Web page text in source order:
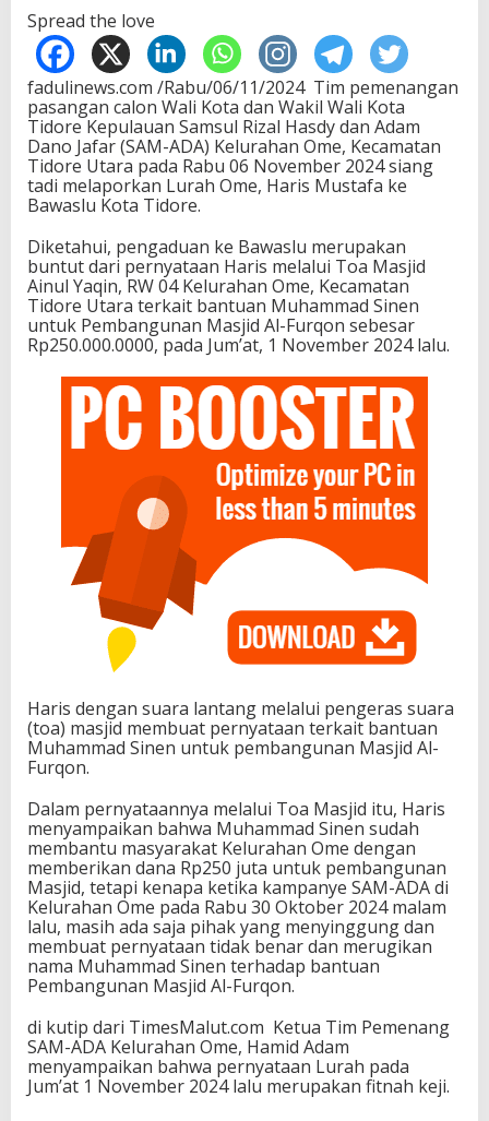
Spread the love
fadulinews.com /Rabu/06/11/2024 Tim pemenangan
pasangan calon Wali Kota dan Wakil Wali Kota
Tidore Kepulauan Samsul Rizal Hasdy dan Adam
Dano Jafar (SAM-ADA) Kelurahan Ome, Kecamatan
Tidore Utara pada Rabu 06 November 2024 siang
tadi melaporkan Lurah Ome, Haris Mustafa ke
Bawaslu Kota Tidore.
Diketahui, pengaduan ke Bawaslu merupakan
buntut dari pernyataan Haris melalui Toa Masjid
Ainul Yaqin, RW 04 Kelurahan Ome, Kecamatan
Tidore Utara terkait bantuan Muhammad Sinen
untuk Pembangunan Masjid Al-Furqon sebesar
Rp250.000.0000, pada Jum’at, 1 November 2024 lalu.
Haris dengan suara lantang melalui pengeras suara
(toa) masjid membuat pernyataan terkait bantuan
Muhammad Sinen untuk pembangunan Masjid Al-
Furqon.
Dalam pernyataannya melalui Toa Masjid itu, Haris
menyampaikan bahwa Muhammad Sinen sudah
membantu masyarakat Kelurahan Ome dengan
memberikan dana Rp250 juta untuk pembangunan
Masjid, tetapi kenapa ketika kampanye SAM-ADA di
Kelurahan Ome pada Rabu 30 Oktober 2024 malam
lalu, masih ada saja pihak yang menyinggung dan
membuat pernyataan tidak benar dan merugikan
nama Muhammad Sinen terhadap bantuan
Pembangunan Masjid Al-Furqon.
di kutip dari TimesMalut.com Ketua Tim Pemenang
SAM-ADA Kelurahan Ome, Hamid Adam
menyampaikan bahwa pernyataan Lurah pada
Jum’at 1 November 2024 lalu merupakan fitnah keji.